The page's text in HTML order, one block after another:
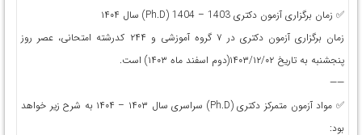
✅ زمان برگزاری آزمون دکتری 1403 – 1404 (Ph.D) سال ۱۴۰۴
زمان برگزاری آزمون دکتری در ۷ گروه آموزشی و ۲۴۴ کدرشته امتحانی، عصر روز
پنجشنبه به تاريخ ۱۴۰۳/۱۲/۰۲(دوم اسفند ماه‌ ۱۴۰۳) است.
——
✅ مواد آزمون متمركز دکتری (Ph.D) سراسری سال ۱۴۰۳ – ۱۴۰۴ به شرح زیر خواهد
بود: